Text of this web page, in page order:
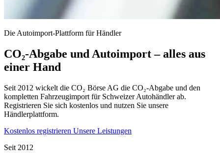
Die Autoimport-Plattform für Händler
CO₂-Abgabe und Autoimport – alles aus
einer Hand
Seit 2012 wickelt die CO₂ Börse AG die CO₂-Abgabe und den
kompletten Fahrzeugimport für Schweizer Autohändler ab.
Registrieren Sie sich kostenlos und nutzen Sie unsere
Händlerplattform.
Kostenlos registrieren Unsere Leistungen
Seit 2012